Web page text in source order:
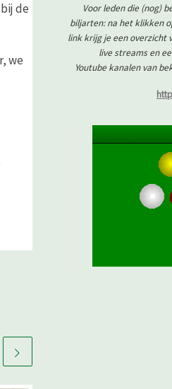
de
we
Voor leden die (nog)
biljarten: na het klikken
link krijg je een overzicht
live streams en
Youtube kanalen van